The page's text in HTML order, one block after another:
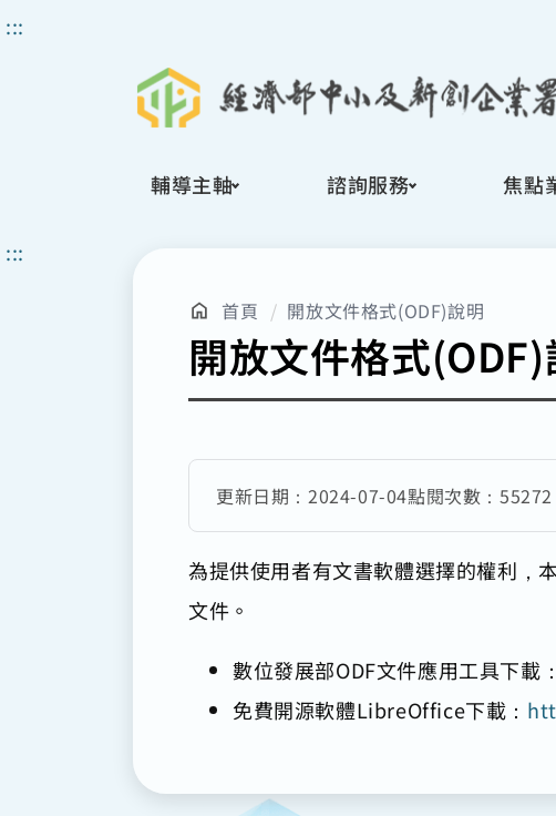
:::
搜
輔導主軸 諮詢服務 焦點
:::
首頁 開放文件格式(ODF)說明
開放文件格式(ODF)
更新日期： 2024-07-04點閱次數： 55272
為提供使用者有文書軟體選擇的權利，
文件。
數位發展部ODF文件應用工具下載：
免費開源軟體LibreOffice下載：